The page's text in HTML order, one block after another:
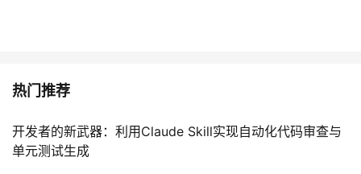
热门推荐
开发者的新武器：利用Claude Skill实现自动化代码审查与
单元测试生成